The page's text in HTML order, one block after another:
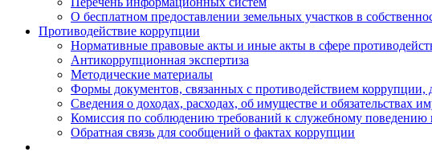
О бесплатном предоставлении земельных участков в
Противодействие коррупции
Нормативные правовые акты и иные акты в сфере
Антикоррупционная экспертиза
Методические материалы
Формы документов, связанных с противодействием коррупции,
Сведения о доходах, расходах, об имуществе и обязательствах
Комиссия по соблюдению требований к служебному поведению
Обратная связь для сообщений о фактах коррупции